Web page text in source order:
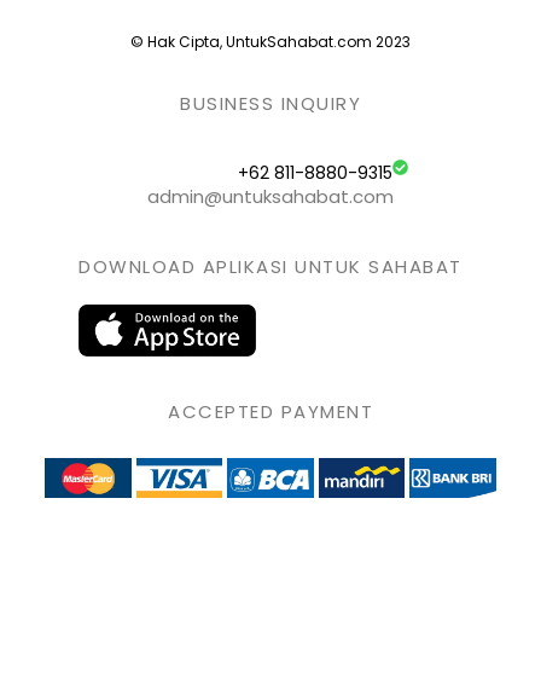
© Hak Cipta, UntukSahabat.com 2023
BUSINESS INQUIRY
+62 811-8880-9315
admin@untuksahabat.com
DOWNLOAD APLIKASI UNTUK SAHABAT
ACCEPTED PAYMENT